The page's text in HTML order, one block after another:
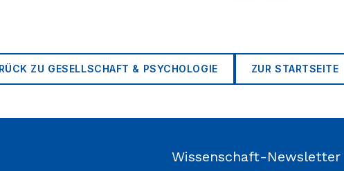
ZU GESELLSCHAFT & PSYCHOLOGIE ZUR STARTSEITE
Wissenschaft-Newsletter